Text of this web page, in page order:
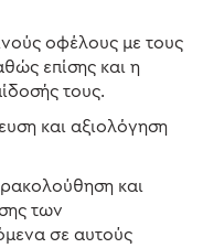
οφέλους με τους
επίσης και η
τους.
και αξιολόγηση
και
των
σε αυτούς